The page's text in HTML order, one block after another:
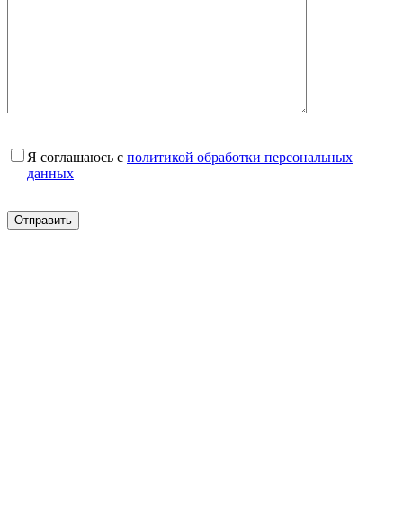
Я соглашаюсь с политикой обработки персональных
данных